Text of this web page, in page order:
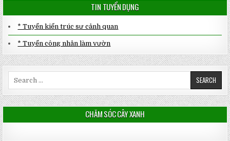
TIN TUYỂN DỤNG
* Tuyển kiến trúc sư cảnh quan
* Tuyển công nhân làm vườn
CHĂM SÓC CÂY XANH